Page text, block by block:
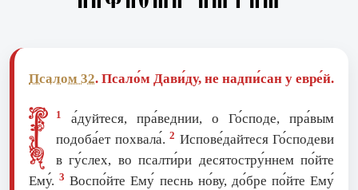
Псалом 32. Псало́м Дави́ду, не надпи́сан у евре́й.
1
Р
а́дуйтеся, пра́веднии, о Го́споде, пра́вым
подоба́ет похвала́. 2 Испове́дайтеся Го́сподеви
в гу́слех, во псалти́ри десятостру́ннем по́йте
Ему́.3 Воспо́йте Ему́ песнь но́ву, до́бре по́йте Ему́